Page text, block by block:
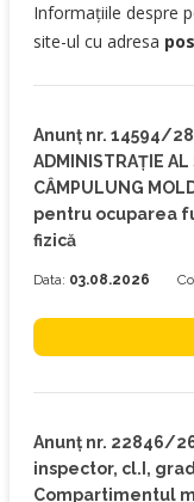
Informaţiile despre
site-ul cu adresa
Anunț nr. 14594/
ADMINISTRAȚIE
CÂMPULUNG
pentru ocuparea
fizică
Data: 03.08.2026
Anunț nr. 22846/
inspector, cl.I,
Compartimentul